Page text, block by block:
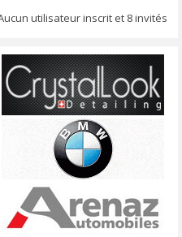
utilisateur inscrit et 8 invités